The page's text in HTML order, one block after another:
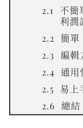
不簡
利潤
簡單
編輯
通用
易上
總結